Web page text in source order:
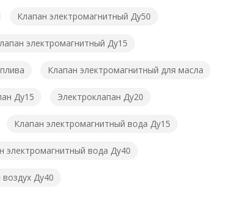
Клапан электромагнитный Ду50
электромагнитный Ду15
Клапан электромагнитный для масла
Ду15 Электроклапан Ду20
Клапан электромагнитный вода Ду15
электромагнитный вода Ду40
Ду40